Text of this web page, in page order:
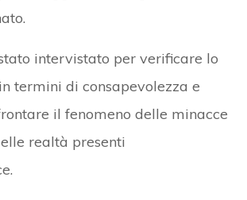
intervistato per verificare lo
termini di consapevolezza e
il fenomeno delle minacce
realtà presenti